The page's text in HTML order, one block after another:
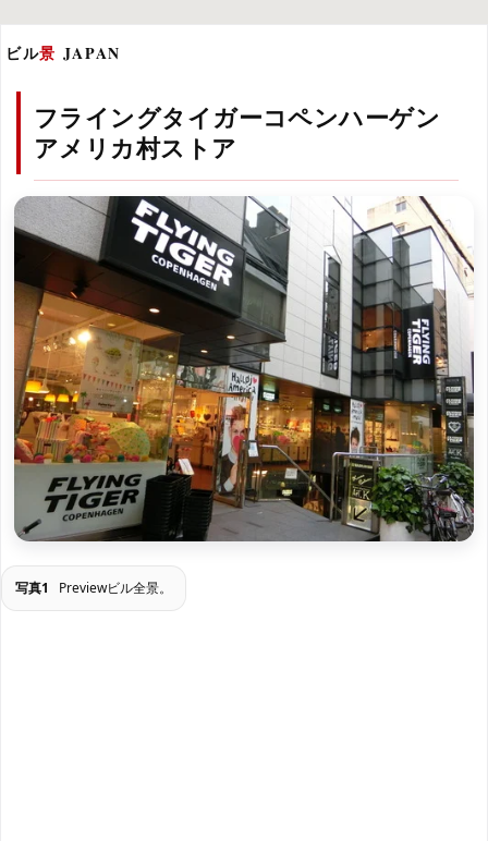
ビル景 JAPAN
フライングタイガーコペンハーゲン
アメリカ村ストア
写真1 Previewビル全景。